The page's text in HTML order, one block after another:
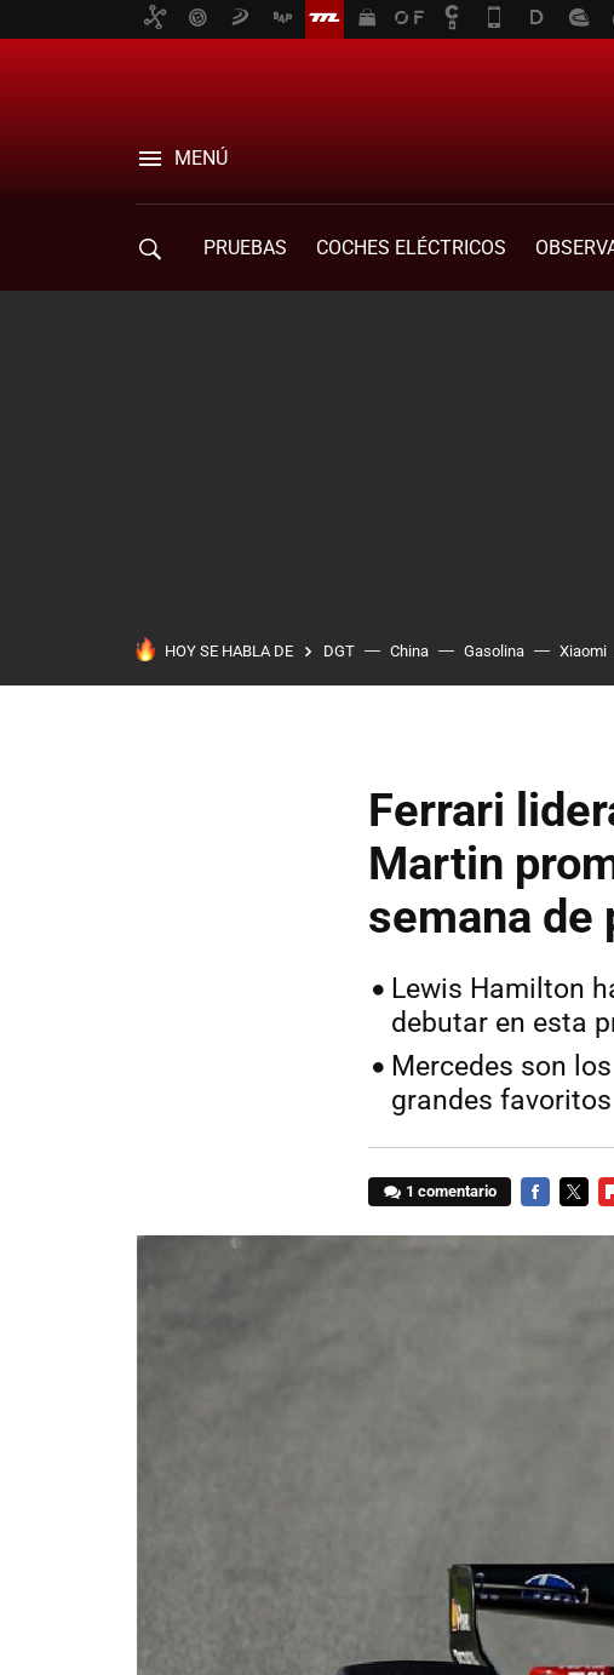
MENÚ
PRUEBAS COCHES ELÉCTRICOS
HOY SE HABLA DE DGT China Gasolina Xiaomi
Ferrari
Martin
semana de
Lewis Hamilton
debutar en esta
Mercedes son
grandes favoritos
1 comentario